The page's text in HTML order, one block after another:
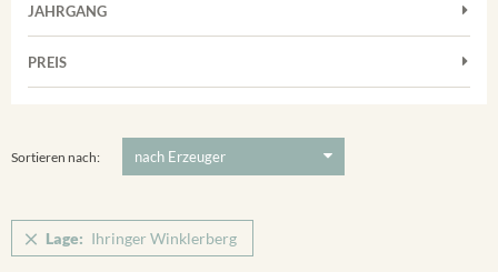
Grauburgunder
Riesling
Vorderer Winklerberg
Winklerberg Hinter Winklen
Winklerberg Winklen
Ihringen
JAHRGANG
PREIS
Sortieren nach:
Lage: Ihringer Winklerberg